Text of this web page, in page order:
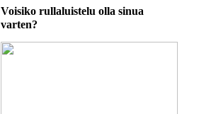
Voisiko rullaluistelu olla sinua
varten?